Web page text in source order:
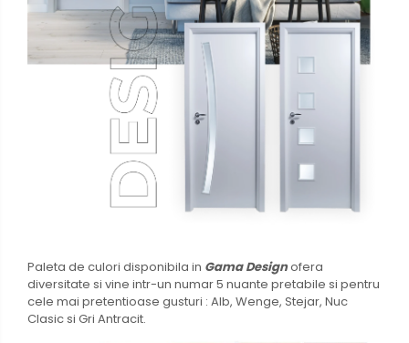
Paleta de culori disponibila in Gama Designofera
diversitate si vine intr-un numar 5 nuante pretabile si pentru
cele mai pretentioase gusturi : Alb, Wenge, Stejar, Nuc
Clasic si Gri Antracit.